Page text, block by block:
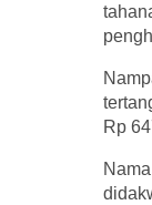
Rp